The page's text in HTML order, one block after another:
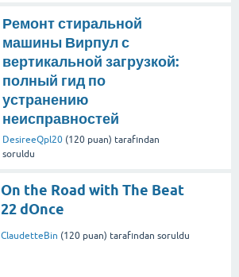
Ремонт стиральной
машины Вирпул с
вертикальной загрузкой:
полный гид по
устранению
неисправностей
DesireeQpl20 (120 puan) tarafından
soruldu
On the Road with The Beat
22 dOnce
ClaudetteBin (120 puan) tarafından soruldu